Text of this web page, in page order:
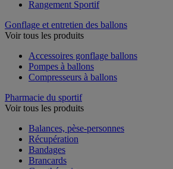
Rangement Sportif
Gonflage et entretien des ballons
Voir tous les produits
Accessoires gonflage ballons
Pompes à ballons
Compresseurs à ballons
Pharmacie du sportif
Voir tous les produits
Balances, pèse-personnes
Récupération
Bandages
Brancards